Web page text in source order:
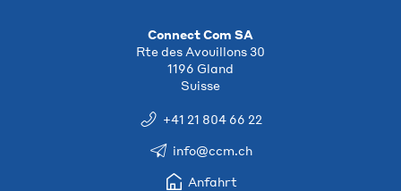
Connect Com SA
Rte des Avouillons 30
1196 Gland
Suisse
+41 21 804 66 22
info@ccm.ch
Anfahrt